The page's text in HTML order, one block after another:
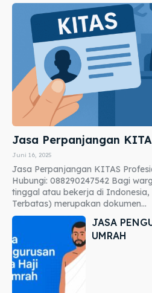
Jasa Perpanjangan
Juni 16, 2025
Jasa Perpanjangan KITAS
Hubungi: 088290247542 Bagi
tinggal atau bekerja di
Terbatas) merupakan dokumen...
JASA
UMRAH